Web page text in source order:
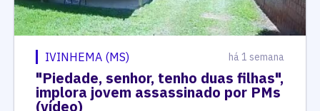
IVINHEMA (MS) há 1 semana
"Piedade, senhor, tenho duas filhas",
implora jovem assassinado por PMs
(vídeo)